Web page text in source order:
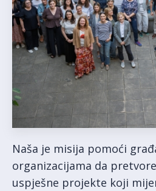
Naša je misija pomoći
organizacijama da
uspješne projekte koji